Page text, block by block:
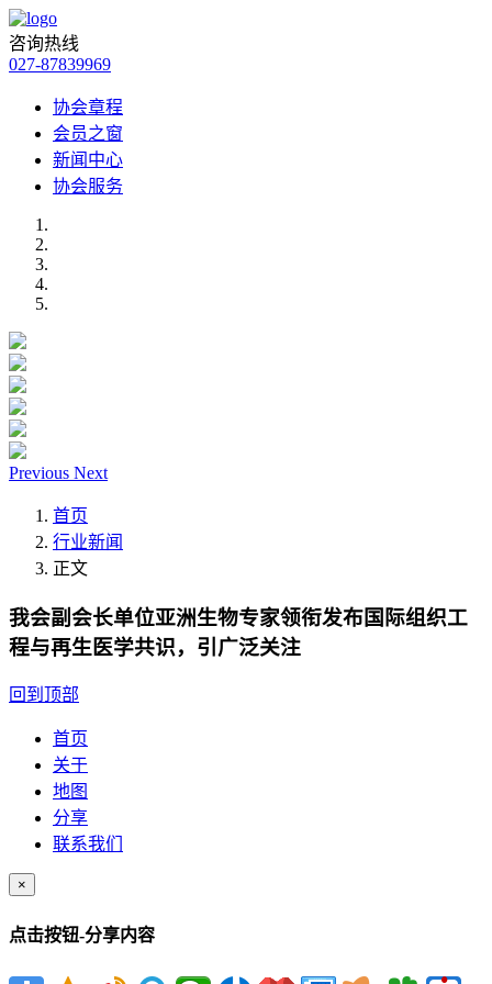
咨询热线
027-87839969
协会章程
会员之窗
新闻中心
协会服务
Previous Next
首页
行业新闻
正文
我会副会长单位亚洲生物专家领衔发布国际组织工
程与再生医学共识，引广泛关注
回到顶部
首页
关于
地图
分享
联系我们
×
点击按钮-分享内容